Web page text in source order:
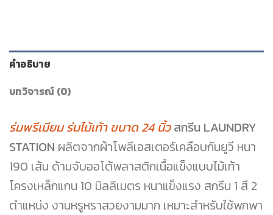
คำอธิบาย
บทวิจารณ์ (0)
ร่มพรีเมียม ร่มไม้เท้า ขนาด 24 นิ้วสกรีน LAUNDRY
STATION ผลิตจากผ้าโพลีเอสเตอร์เคลือบกันยูวี หนา
190 เส้น ด้ามจับออโต้พลาสติกเนื้อแข็งแบบไม้เท้า
โครงเหล็กแกน 10 มิลลิเมตร หนาแข็งแรง สกรีน 1 สี 2
ตำแหน่ง งานหรูหราสวยงามมาก เหมาะสำหรับใช้พกพา